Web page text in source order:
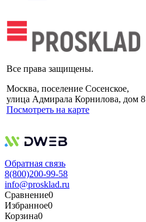
Все права защищены.
Москва, поселение Сосенское,
улица Адмирала Корнилова, дом 8
Посмотреть на карте
Обратная связь
8(800)200-99-58
info@prosklad.ru
Сравнение0
Избранное0
Корзина0